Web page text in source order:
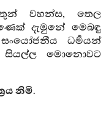
වහන්ස, තෙල
දැමුනේ මෙබඳු
ධර්‍මයන්
මොනොවට
නිමි.